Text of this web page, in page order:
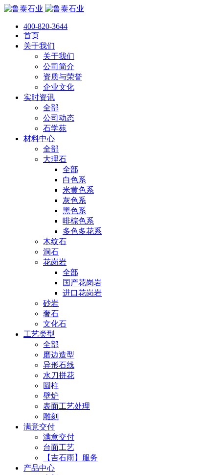
400-820-3644
首页
关于我们
关于我们
公司简介
资质与荣誉
企业文化
实时资讯
全部
公司动态
石学苑
材料中心
全部
大理石
全部
白色系
米黄色系
灰色系
黑色系
啡棕色系
多色多花系
木纹石
洞石
花岗岩
全部
国产花岗岩
进口花岗岩
砂岩
奢石
文化石
工艺类型
全部
磨边造型
异形石线
水刀拼花
圆柱
壁炉
表面工艺处理
雕刻
满意交付
满意交付
台面工艺
【吉石雨】服务
产品中心